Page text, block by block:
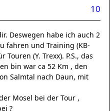
10
Deswegen habe ich auch 2
fahren und Training (KB-
(Y. Trexx). P.S., das
bin war ca 52 Km , den
Salmtal nach Daun, mit
Mosel bei der Tour ,
?